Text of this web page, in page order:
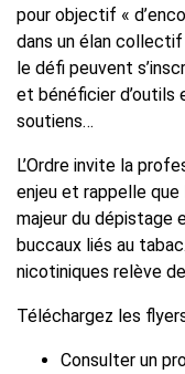
pour objectif «
dans un élan
le défi peuvent
et bénéficier d’outils
soutiens…
L’Ordre invite la
enjeu et rappelle
majeur du dépistage
buccaux liés au
nicotiniques relève
Téléchargez les
Consulter un